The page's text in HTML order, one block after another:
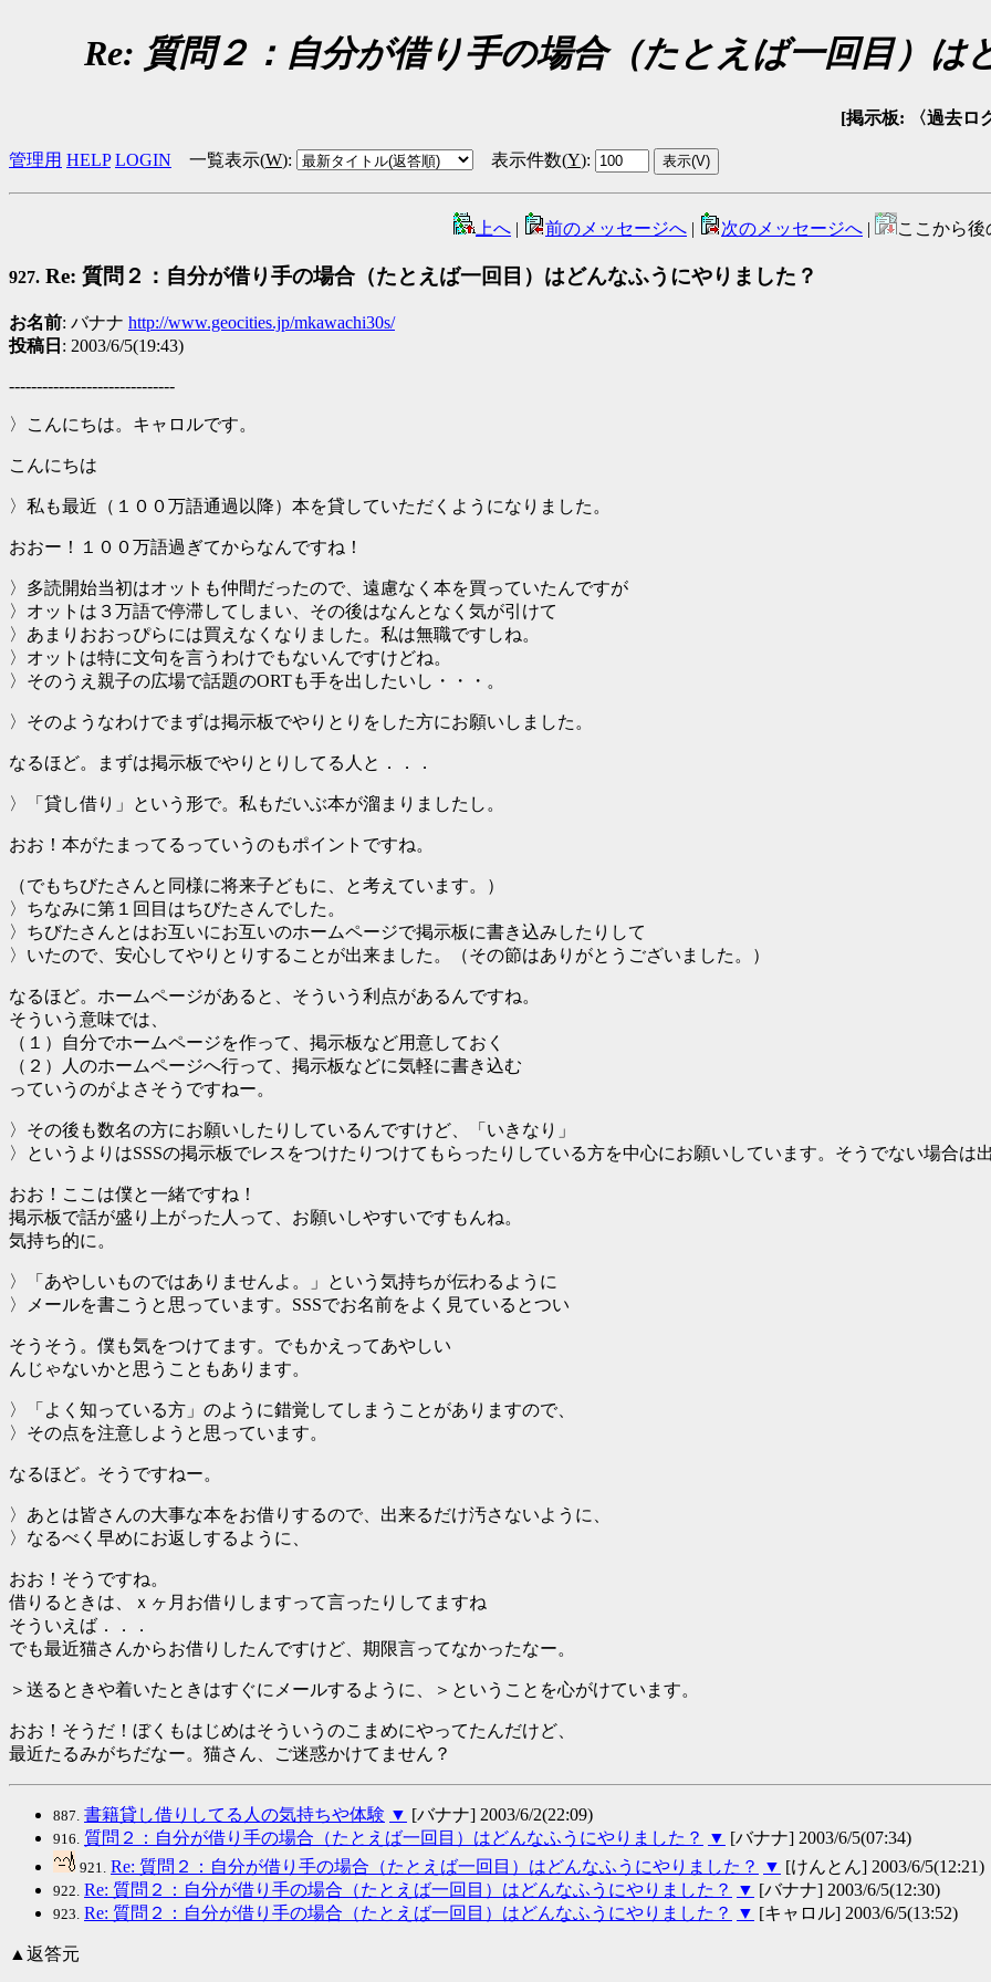
Re: 質問２：自分が借り手の場合（たとえば一回目）は
[掲示板: 〈過去ロ
管理用 HELP LOGIN 一覧表示(W): 表示件数(Y):
上へ | 前のメッセージへ | 次のメッセージへ | ここから後
927. Re: 質問２：自分が借り手の場合（たとえば一回目）はどんなふうにやりました？
お名前: バナナ http://www.geocities.jp/mkawachi30s/
投稿日 : 2003/6/5(19:43)
------------------------------
〉こんにちは。キャロルです。
こんにちは
〉私も最近（１００万語通過以降）本を貸していただくようになりました。
おおー！１００万語過ぎてからなんですね！
〉多読開始当初はオットも仲間だったので、遠慮なく本を買っていたんですが
〉オットは３万語で停滞してしまい、その後はなんとなく気が引けて
〉あまりおおっぴらには買えなくなりました。私は無職ですしね。
〉オットは特に文句を言うわけでもないんですけどね。
〉そのうえ親子の広場で話題のORTも手を出したいし・・・。
〉そのようなわけでまずは掲示板でやりとりをした方にお願いしました。
なるほど。まずは掲示板でやりとりしてる人と．．．
〉「貸し借り」という形で。私もだいぶ本が溜まりましたし。
おお！本がたまってるっていうのもポイントですね。
（でもちびたさんと同様に将来子どもに、と考えています。）
〉ちなみに第１回目はちびたさんでした。
〉ちびたさんとはお互いにお互いのホームページで掲示板に書き込みしたりして
〉いたので、安心してやりとりすることが出来ました。（その節はありがとうございました。）
なるほど。ホームページがあると、そういう利点があるんですね。
そういう意味では、
（１）自分でホームページを作って、掲示板など用意しておく
（２）人のホームページへ行って、掲示板などに気軽に書き込む
っていうのがよさそうですねー。
〉その後も数名の方にお願いしたりしているんですけど、「いきなり」
〉というよりはSSSの掲示板でレスをつけたりつけてもらったりしている方を中心にお願いしています。そうでない場合は
おお！ここは僕と一緒ですね！
掲示板で話が盛り上がった人って、お願いしやすいですもんね。
気持ち的に。
〉「あやしいものではありませんよ。」という気持ちが伝わるように
〉メールを書こうと思っています。SSSでお名前をよく見ているとつい
そうそう。僕も気をつけてます。でもかえってあやしい
んじゃないかと思うこともあります。
〉「よく知っている方」のように錯覚してしまうことがありますので、
〉その点を注意しようと思っています。
なるほど。そうですねー。
〉あとは皆さんの大事な本をお借りするので、出来るだけ汚さないように、
〉なるべく早めにお返しするように、
おお！そうですね。
借りるときは、ｘヶ月お借りしますって言ったりしてますね
そういえば．．．
でも最近猫さんからお借りしたんですけど、期限言ってなかったなー。
＞送るときや着いたときはすぐにメールするように、＞ということを心がけています。
おお！そうだ！ぼくもはじめはそういうのこまめにやってたんだけど、
最近たるみがちだなー。猫さん、ご迷惑かけてません？
887. 書籍貸し借りしてる人の気持ちや体験 ▼ [バナナ] 2003/6/2(22:09)
916. 質問２：自分が借り手の場合（たとえば一回目）はどんなふうにやりました？ ▼ [バナナ] 2003/6/5(07:34)
921. Re: 質問２：自分が借り手の場合（たとえば一回目）はどんなふうにやりました？ ▼ [けんとん] 2003/6/5(12:21)
922. Re: 質問２：自分が借り手の場合（たとえば一回目）はどんなふうにやりました？ ▼ [バナナ] 2003/6/5(12:30)
923. Re: 質問２：自分が借り手の場合（たとえば一回目）はどんなふうにやりました？ ▼ [キャロル] 2003/6/5(13:52)
▲返答元